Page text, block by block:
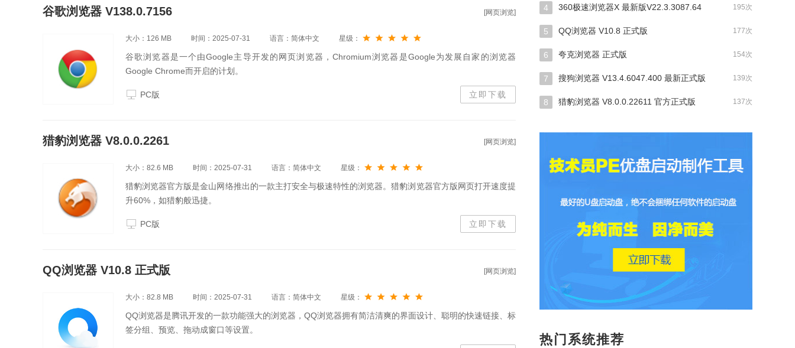
[网页浏览]
谷歌浏览器 V138.0.7156
大小：126 MB 时间：2025-07-31 语言：简体中文 星级：
谷歌浏览器是一个由Google主导开发的网页浏览器，Chromium浏览器是Google为发展自家的浏览器
Google Chrome而开启的计划。
PC版 立即下载
[网页浏览]
猎豹浏览器 V8.0.0.2261
大小：82.6 MB 时间：2025-07-31 语言：简体中文 星级：
猎豹浏览器官方版是金山网络推出的一款主打安全与极速特性的浏览器。猎豹浏览器官方版网页打开速度提
升60%，如猎豹般迅捷。
PC版 立即下载
[网页浏览]
QQ浏览器 V10.8 正式版
大小：82.8 MB 时间：2025-07-31 语言：简体中文 星级：
QQ浏览器是腾讯开发的一款功能强大的浏览器，QQ浏览器拥有简洁清爽的界面设计、聪明的快速链接、标
签分组、预览、拖动成窗口等设置。
195次
4 360极速浏览器X 最新版V22.3.3087.64
177次
5 QQ浏览器 V10.8 正式版
154次
6 夸克浏览器 正式版
139次
7 搜狗浏览器 V13.4.6047.400 最新正式版
137次
8 猎豹浏览器 V8.0.0.22611 官方正式版
热门系统推荐